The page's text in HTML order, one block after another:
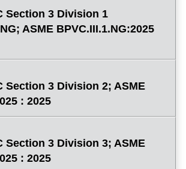
Section 3 Division 1
ASME BPVC.III.1.NG:2025
Section 3 Division 2; ASME
: 2025
Section 3 Division 3; ASME
: 2025